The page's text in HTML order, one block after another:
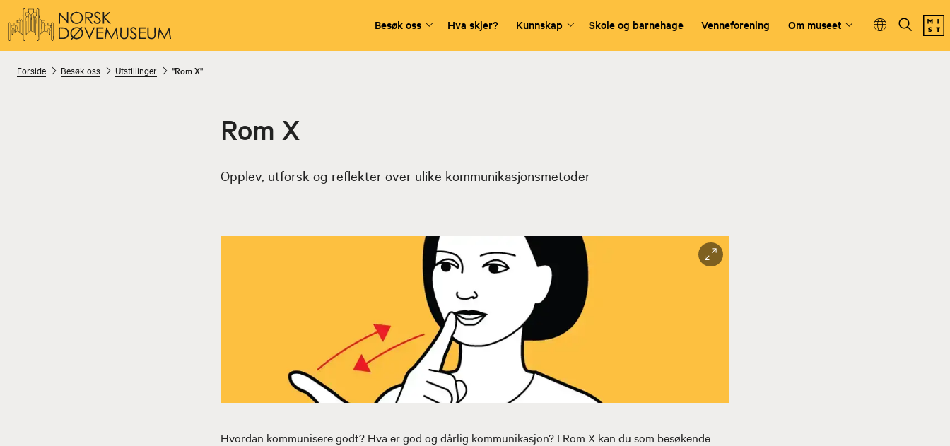
Besøk oss Hva skjer? Kunnskap Skole og barnehage Venneforening Om museet
Forside Besøk oss Utstillinger "Rom X"
Rom X
Opplev, utforsk og reflekter over ulike kommunikasjonsmetoder
Hvordan kommunisere godt? Hva er god og dårlig kommunikasjon? I Rom X kan du som besøkende